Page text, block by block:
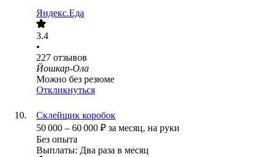
Яндекс.Еда
3.4
•
227 отзывов
Йошкар-Ола
Можно без резюме
Откликнуться
Склейщик коробок
50 000 – 60 000 ₽ за месяц, на руки
Без опыта
Выплаты: Два раза в месяц